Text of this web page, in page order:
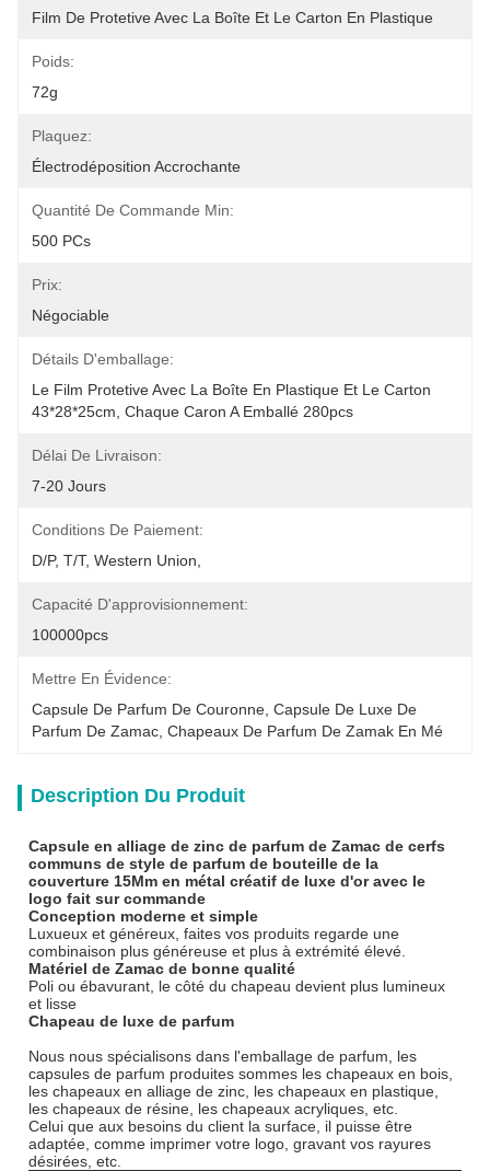
Film De Protetive Avec La Boîte Et Le Carton En Plastique
Poids:
72g
Plaquez:
Électrodéposition Accrochante
Quantité De Commande Min:
500 PCs
Prix:
Négociable
Détails D'emballage:
Le Film Protetive Avec La Boîte En Plastique Et Le Carton
43*28*25cm, Chaque Caron A Emballé 280pcs
Délai De Livraison:
7-20 Jours
Conditions De Paiement:
D/P, T/T, Western Union,
Capacité D'approvisionnement:
100000pcs
Mettre En Évidence:
Capsule De Parfum De Couronne, Capsule De Luxe De
Parfum De Zamac, Chapeaux De Parfum De Zamak En Mé
Description Du Produit
Capsule en alliage de zinc de parfum de Zamac de cerfs
communs de style de parfum de bouteille de la
couverture 15Mm en métal créatif de luxe d'or avec le
logo fait sur commande
Conception moderne et simple
Luxueux et généreux, faites vos produits regarde une
combinaison plus généreuse et plus à extrémité élevé.
Matériel de Zamac de bonne qualité
Poli ou ébavurant, le côté du chapeau devient plus lumineux
et lisse
Chapeau de luxe de parfum
Nous nous spécialisons dans l'emballage de parfum, les
capsules de parfum produites sommes les chapeaux en bois,
les chapeaux en alliage de zinc, les chapeaux en plastique,
les chapeaux de résine, les chapeaux acryliques, etc.
Celui que aux besoins du client la surface, il puisse être
adaptée, comme imprimer votre logo, gravant vos rayures
désirées, etc.